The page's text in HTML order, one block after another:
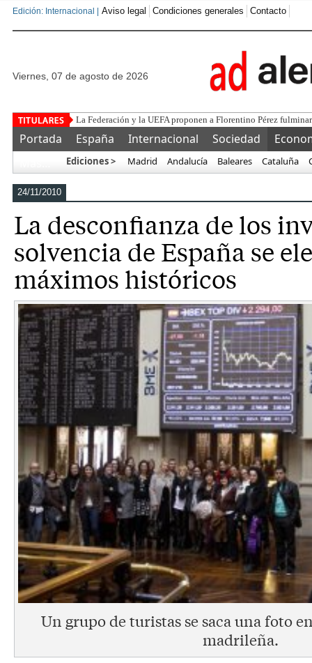
Edición: Internacional | Aviso legal Condiciones generales Contacto
viernes, 07 de agosto de 2026
La Constitución españo
Portada España Internacional Sociedad
Ediciones > Madrid Andalucía Baleares Cataluña
24/11/2010
La desconfianza de los
solvencia de España se
máximos históricos
Un grupo de turistas se saca una foto
madrileña.